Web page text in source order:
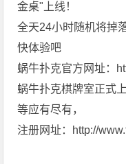
金桌"上线！
全天24小时随机将掉
快体验吧
蜗牛扑克官方网址：
蜗牛扑克棋牌室正式
等应有尽有，
注册网址：http://